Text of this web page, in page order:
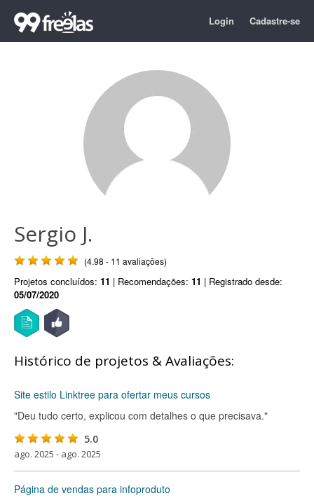
Login Cadastre-se
Sergio J.
(4.98 - 11 avaliações)
Projetos concluídos: 11 | Recomendações: 11 | Registrado desde:
05/07/2020
Histórico de projetos & Avaliações:
Site estilo Linktree para ofertar meus cursos
"Deu tudo certo, explicou com detalhes o que precisava."
5.0
ago. 2025 - ago. 2025
Página de vendas para infoproduto